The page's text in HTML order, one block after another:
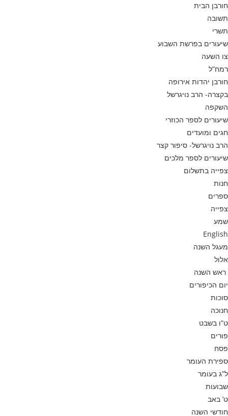
חורבן הבית
תשובה
תשרי
שיעורים בפרשת השבוע
צו השעה
רמח”ל
חורבן יהדות אירופה
בקצרה- הרב נויגרשל
השקפה
שיעורים לספר הכוזרי
חגים ומועדים
הרב נויגרשל- סיפור קצר
שיעורים לספר מלכים
צפייה בתשלום
חנות
ספרים
צפייה
שמע
English
מעגל השנה
אלול
ראש השנה
יום הכיפורים
סוכות
חנוכה
ט”ו בשבט
פורים
פסח
ספירת העומר
ל”ג בעומר
שבועות
ט’ באב
חודשי השנה